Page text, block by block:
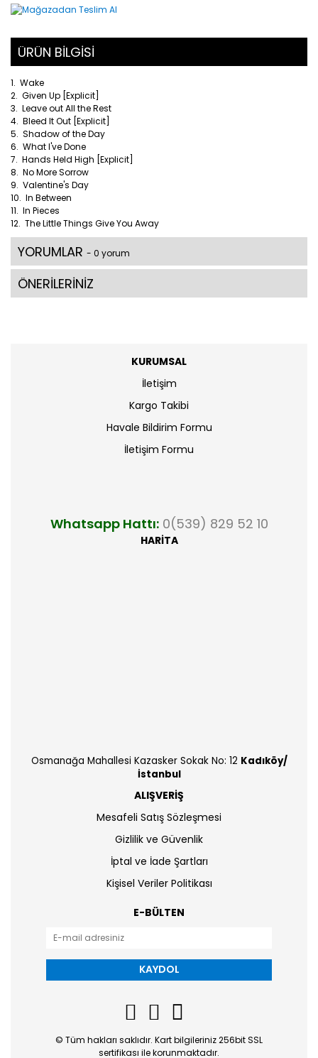
ÜRÜN BİLGİSİ
1. Wake
2. Given Up [Explicit]
3. Leave out All the Rest
4. Bleed It Out [Explicit]
5. Shadow of the Day
6. What I've Done
7. Hands Held High [Explicit]
8. No More Sorrow
9. Valentine's Day
10. In Between
11. In Pieces
12. The Little Things Give You Away
YORUMLAR - 0 yorum
ÖNERİLERİNİZ
KURUMSAL
İletişim
Kargo Takibi
Havale Bildirim Formu
İletişim Formu
Whatsapp Hattı: 0(539) 829 52 10
HARİTA
Osmanağa Mahallesi Kazasker Sokak No: 12 Kadıköy/
İstanbul
ALIŞVERİŞ
Mesafeli Satış Sözleşmesi
Gizlilik ve Güvenlik
İptal ve İade Şartları
Kişisel Veriler Politikası
E-BÜLTEN
KAYDOL
© Tüm hakları saklıdır. Kart bilgileriniz 256bit SSL
sertifikası ile korunmaktadır.